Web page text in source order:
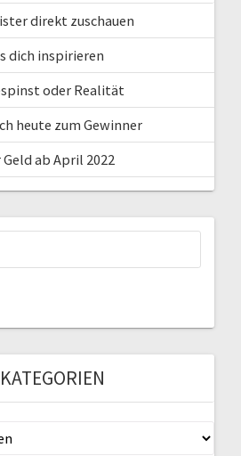
direkt zuschauen
dich inspirieren
oder Realität
heute zum Gewinner
Geld ab April 2022
KATEGORIEN